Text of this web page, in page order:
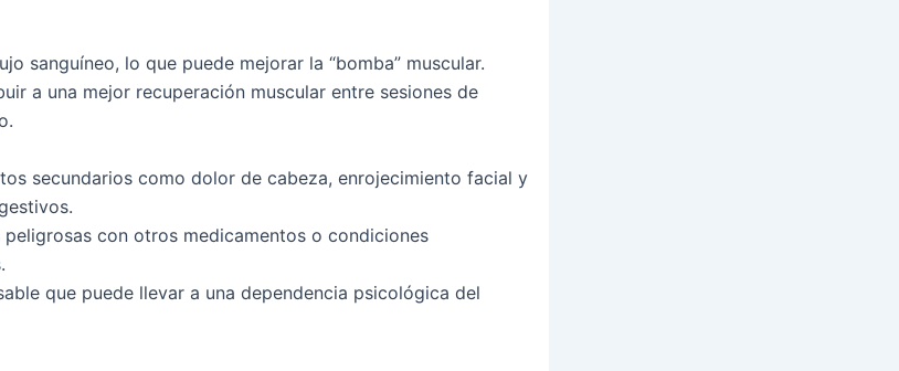
sanguíneo, lo que puede mejorar la “bomba” muscular.
a una mejor recuperación muscular entre sesiones de
secundarios como dolor de cabeza, enrojecimiento facial y
peligrosas con otros medicamentos o condiciones
que puede llevar a una dependencia psicológica del